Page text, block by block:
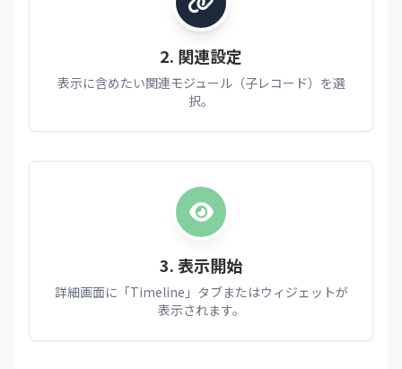
2. 関連設定
表示に含めたい関連モジュール（子レコード）を選
択。
3. 表示開始
詳細画面に「Timeline」タブまたはウィジェットが
表示されます。